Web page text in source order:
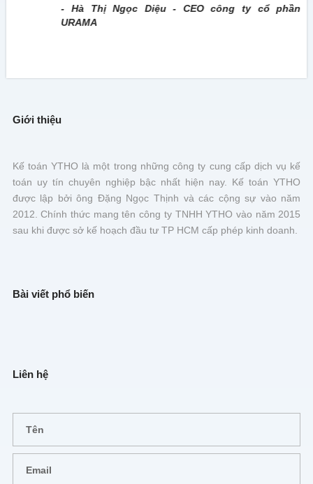
- Hà Thị Ngọc Diệu - CEO công ty cổ phần
URAMA
Giới thiệu
Kế toán YTHO là một trong những công ty cung cấp dịch vụ kế
toán uy tín chuyên nghiệp bậc nhất hiện nay. Kế toán YTHO
được lập bởi ông Đặng Ngọc Thịnh và các cộng sự vào năm
2012. Chính thức mang tên công ty TNHH YTHO vào năm 2015
sau khi được sở kế hoạch đầu tư TP HCM cấp phép kinh doanh.
Bài viết phổ biến
Liên hệ